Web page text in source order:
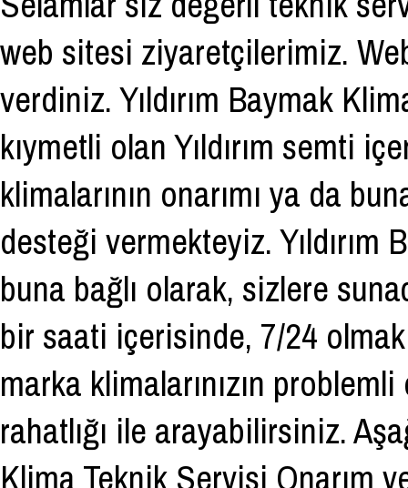
web sitesi ziyaretçilerimiz.
verdiniz.Yıldırım Baymak
kıymetli olan Yıldırım semti
klimalarının onarımı ya da
desteği vermekteyiz.
buna bağlı olarak, sizlere
bir saati içerisinde, 7/24
marka klimalarınızın
rahatlığı ile arayabilirsiniz.
Klima Teknik Servisi Onarım